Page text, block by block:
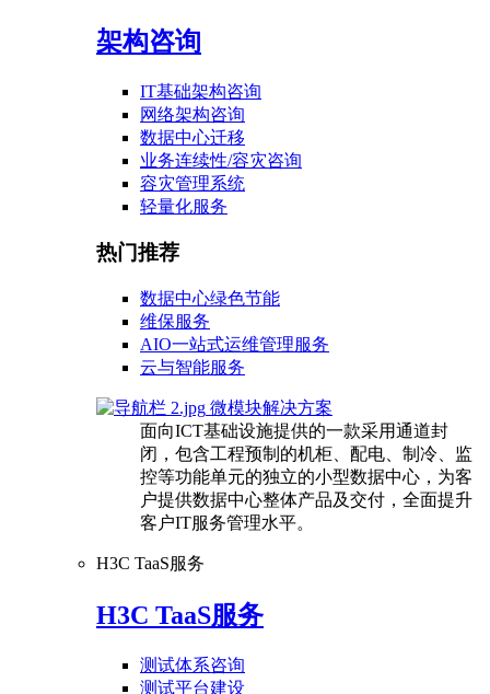
架构咨询
IT基础架构咨询
网络架构咨询
数据中心迁移
业务连续性/容灾咨询
容灾管理系统
轻量化服务
热门推荐
数据中心绿色节能
维保服务
AIO一站式运维管理服务
云与智能服务
微模块解决方案
面向ICT基础设施提供的一款采用通道封
闭，包含工程预制的机柜、配电、制冷、监
控等功能单元的独立的小型数据中心，为客
户提供数据中心整体产品及交付，全面提升
客户IT服务管理水平。
H3C TaaS服务
H3C TaaS服务
测试体系咨询
测试平台建设